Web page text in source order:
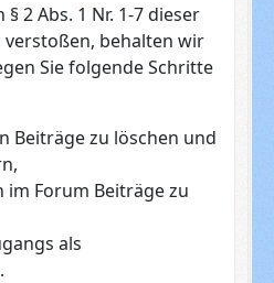
2 Abs. 1 Nr. 1-7 dieser
behalten wir
Sie folgende Schritte
Beiträge zu löschen und
Forum Beiträge zu
als